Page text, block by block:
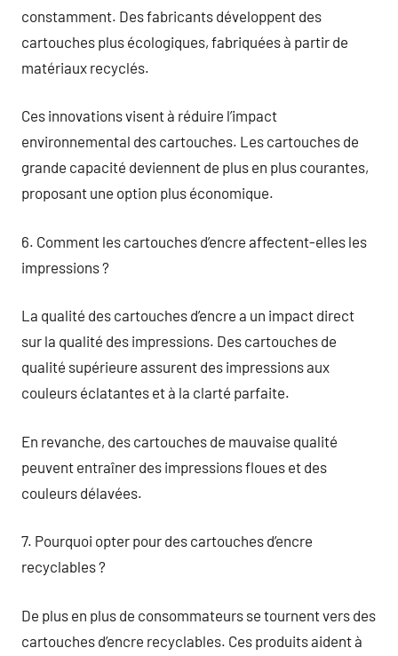
constamment. Des fabricants développent des
cartouches plus écologiques, fabriquées à partir de
matériaux recyclés.
Ces innovations visent à réduire l’impact
environnemental des cartouches. Les cartouches de
grande capacité deviennent de plus en plus courantes,
proposant une option plus économique.
6. Comment les cartouches d’encre affectent-elles les
impressions ?
La qualité des cartouches d’encre a un impact direct
sur la qualité des impressions. Des cartouches de
qualité supérieure assurent des impressions aux
couleurs éclatantes et à la clarté parfaite.
En revanche, des cartouches de mauvaise qualité
peuvent entraîner des impressions floues et des
couleurs délavées.
7. Pourquoi opter pour des cartouches d’encre
recyclables ?
De plus en plus de consommateurs se tournent vers des
cartouches d’encre recyclables. Ces produits aident à